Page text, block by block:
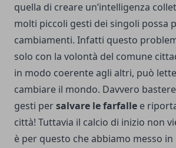
quella di creare un’intelligenza
molti piccoli gesti dei singoli possa
cambiamenti. Infatti questo
solo con la volontà del comune
in modo coerente agli altri, può
cambiare il mondo. Davvero
gesti persalvare le farfalle e
città! Tuttavia il calcio di inizio non
è per questo che abbiamo messo